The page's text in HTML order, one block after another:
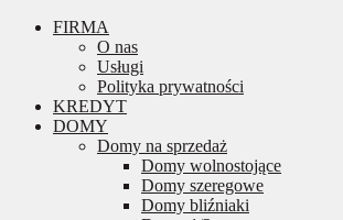
FIRMA
O nas
Usługi
Polityka prywatności
KREDYT
DOMY
Domy na sprzedaż
Domy wolnostojące
Domy szeregowe
Domy bliźniaki